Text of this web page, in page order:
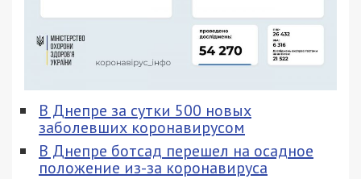
В Днепре за сутки 500 новых
заболевших коронавирусом
В Днепре ботсад перешел на осадное
положение из-за коронавируса